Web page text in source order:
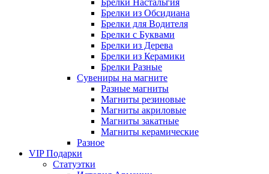
Брелки Настальгия
Брелки из Обсидиана
Брелки для Водителя
Брелки с Буквами
Брелки из Дерева
Брелки из Керамики
Брелки Разные
Сувениры на магните
Разные магниты
Магниты резиновые
Магниты акриловые
Магниты закатные
Магниты керамические
Разное
VIP Подарки
Статуэтки